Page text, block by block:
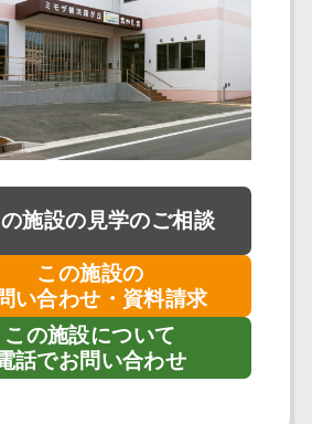
施設の見学のご相談
この施設の
い合わせ・資料請求
この施設について
話でお問い合わせ